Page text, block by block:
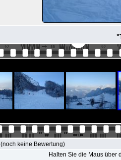
(noch keine Bewertung)
Halten Sie die Maus über